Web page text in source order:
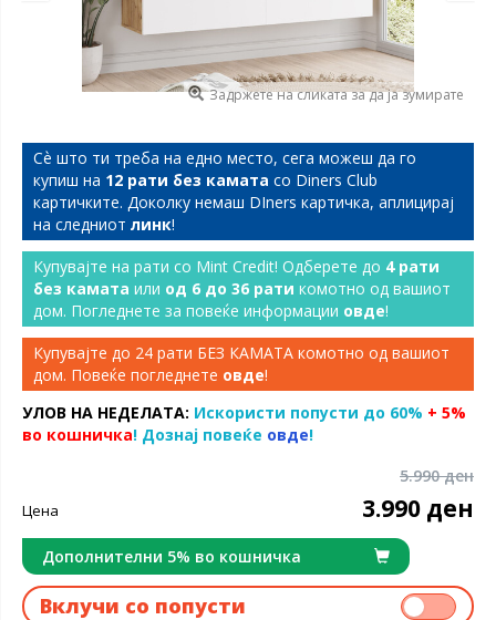
Задржете на сликата за да ја зумирате
Сѐ што ти треба на едно место, сега можеш да го
купиш на 12 рати без камата со Diners Club
картичките. Доколку немаш DIners картичка, аплицирај
на следниот линк!
Купувајте на рати со Mint Credit! Одберете до 4 рати
без камата или од 6 до 36 рати комотно од вашиот
дом. Погледнете за повеќе информации овде!
Купувајте до 24 рати БЕЗ КАМАТА комотно од вашиот
дом. Повеќе погледнете овде!
УЛОВ НА НЕДЕЛАТА: Искористи попусти до 60% + 5%
во кошничка! Дознај повеќе овде!
5.990 ден
Цена 3.990 ден
Дополнителни 5% во кошничка
Вклучи со попусти